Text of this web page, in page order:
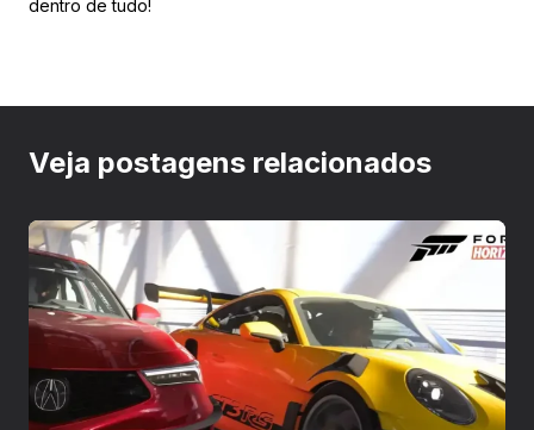
dentro de tudo!
Veja postagens relacionados